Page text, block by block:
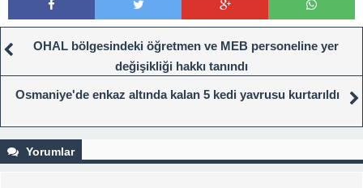
OHAL bölgesindeki öğretmen ve MEB personeline yer
değişikliği hakkı tanındı
Osmaniye'de enkaz altında kalan 5 kedi yavrusu kurtarıldı
Yorumlar